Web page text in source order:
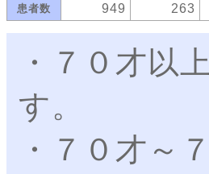
患者数
949 263
・７０才以
す。
・７０才～